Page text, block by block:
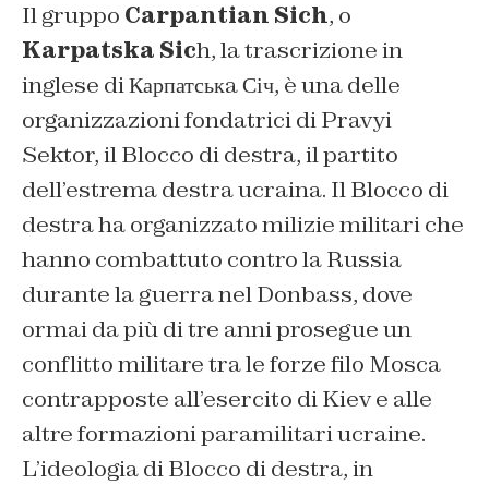
Il gruppo Carpantian Sich, o
Karpatska Sich, la trascrizione in
inglese di Карпатськa Січ, è una delle
organizzazioni fondatrici di Pravyi
Sektor, il Blocco di destra, il partito
dell’estrema destra ucraina. Il Blocco di
destra ha organizzato milizie militari che
hanno combattuto contro la Russia
durante la guerra nel Donbass, dove
ormai da più di tre anni prosegue un
conflitto militare tra le forze filo Mosca
contrapposte all’esercito di Kiev e alle
altre formazioni paramilitari ucraine.
L’ideologia di Blocco di destra, in